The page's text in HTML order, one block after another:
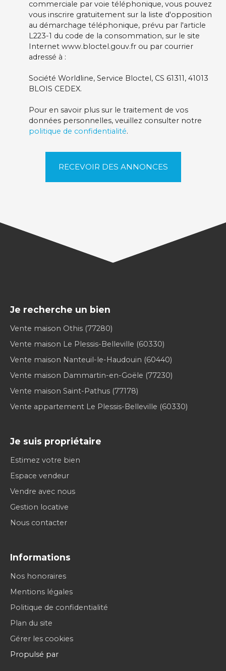
commerciale par voie téléphonique, vous pouvez
vous inscrire gratuitement sur la liste d'opposition
au démarchage téléphonique, prévu par l'article
L223-1 du code de la consommation, sur le site
Internet www.bloctel.gouv.fr ou par courrier
adressé à :
Société Worldline, Service Bloctel, CS 61311, 41013
BLOIS CEDEX.
Pour en savoir plus sur le traitement de vos
données personnelles, veuillez consulter notre
politique de confidentialité.
RECEVOIR DES ANNONCES
Je recherche un bien
Vente maison Othis (77280)
Vente maison Le Plessis-Belleville (60330)
Vente maison Nanteuil-le-Haudouin (60440)
Vente maison Dammartin-en-Goële (77230)
Vente maison Saint-Pathus (77178)
Vente appartement Le Plessis-Belleville (60330)
Je suis propriétaire
Estimez votre bien
Espace vendeur
Vendre avec nous
Gestion locative
Nous contacter
Informations
Nos honoraires
Mentions légales
Politique de confidentialité
Plan du site
Gérer les cookies
Propulsé par